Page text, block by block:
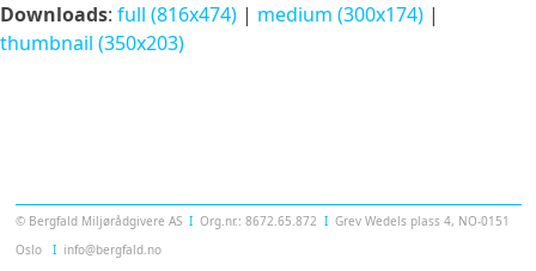
Downloads: full (816x474) | medium (300x174) |
thumbnail (350x203)
© Bergfald Miljørådgivere AS Ι Org.nr.: 8672.65.872 Ι Grev Wedels plass 4, NO-0151
Oslo Ι info@bergfald.no